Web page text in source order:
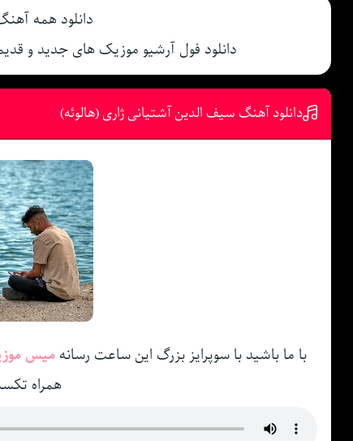
دانلود همه
دانلود فول آرشیو موزیک های جدید و
دانلود آهنگ سیف الدین آشتیانی ژاری (هالوئه)
با ما باشید با سوپرایز بزرگ این ساعت رسانهمیس
همراه